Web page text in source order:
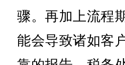
骤。再加上流程
能会导致诸如客